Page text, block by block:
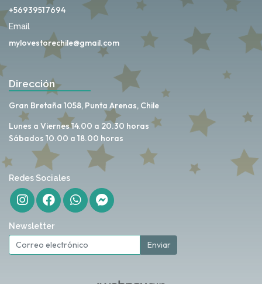
+56939517694
Email
mylovestorechile@gmail.com
Dirección
Gran Bretaña 1058, Punta Arenas, Chile
Lunes a Viernes 14.00 a 20.30 horas
Sábados 10.00 a 18.00 horas
Redes Sociales
Newsletter
Enviar